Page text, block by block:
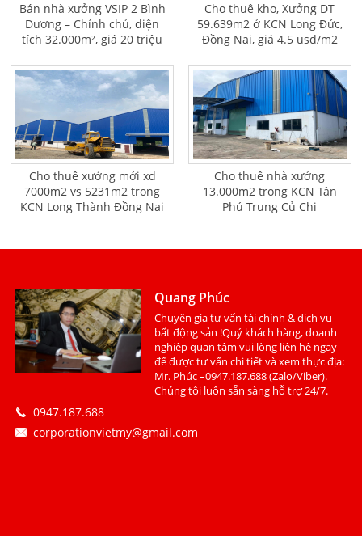
Bán nhà xưởng VSIP 2 Bình
Dương – Chính chủ, diện
tích 32.000m², giá 20 triệu
Cho thuê kho, Xưởng DT
59.639m2 ở KCN Long Đức,
Đồng Nai, giá 4.5 usd/m2
Cho thuê xưởng mới xd
7000m2 vs 5231m2 trong
KCN Long Thành Đồng Nai
Cho thuê nhà xưởng
13.000m2 trong KCN Tân
Phú Trung Củ Chi
Quang Phúc
Chuyên gia tư vấn tài chính & dịch vụ
bất động sản !Quý khách hàng, doanh
nghiệp quan tâm vui lòng liên hệ ngay
để được tư vấn chi tiết và xem thực địa:
Mr. Phúc –0947.187.688 (Zalo/Viber).
Chúng tôi luôn sẵn sàng hỗ trợ 24/7.
0947.187.688
corporationvietmy@gmail.com